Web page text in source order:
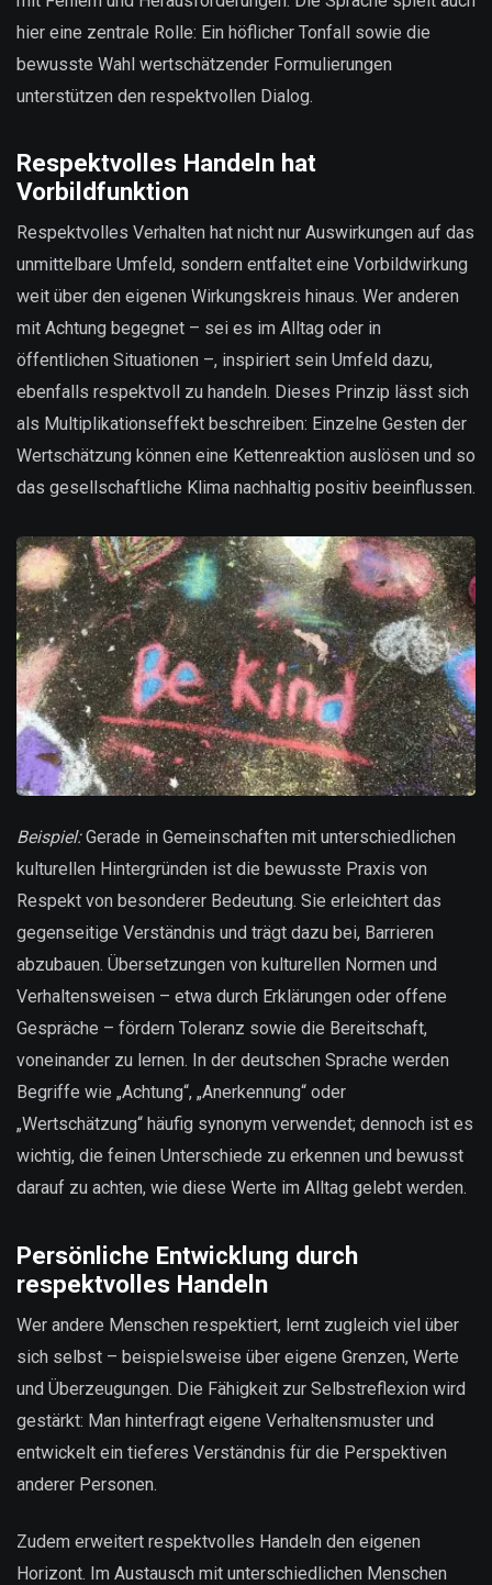
hier eine zentrale Rolle: Ein höflicher Tonfall sowie die
bewusste Wahl wertschätzender Formulierungen
unterstützen den respektvollen Dialog.
Respektvolles Handeln hat
Vorbildfunktion
Respektvolles Verhalten hat nicht nur Auswirkungen auf das
unmittelbare Umfeld, sondern entfaltet eine Vorbildwirkung
weit über den eigenen Wirkungskreis hinaus. Wer anderen
mit Achtung begegnet – sei es im Alltag oder in
öffentlichen Situationen –, inspiriert sein Umfeld dazu,
ebenfalls respektvoll zu handeln. Dieses Prinzip lässt sich
als Multiplikationseffekt beschreiben: Einzelne Gesten der
Wertschätzung können eine Kettenreaktion auslösen und so
das gesellschaftliche Klima nachhaltig positiv beeinflussen.
Beispiel:Gerade in Gemeinschaften mit unterschiedlichen
kulturellen Hintergründen ist die bewusste Praxis von
Respekt von besonderer Bedeutung. Sie erleichtert das
gegenseitige Verständnis und trägt dazu bei, Barrieren
abzubauen. Übersetzungen von kulturellen Normen und
Verhaltensweisen – etwa durch Erklärungen oder offene
Gespräche – fördern Toleranz sowie die Bereitschaft,
voneinander zu lernen. In der deutschen Sprache werden
Begriffe wie „Achtung“, „Anerkennung“ oder
„Wertschätzung“ häufig synonym verwendet; dennoch ist es
wichtig, die feinen Unterschiede zu erkennen und bewusst
darauf zu achten, wie diese Werte im Alltag gelebt werden.
Persönliche Entwicklung durch
respektvolles Handeln
Wer andere Menschen respektiert, lernt zugleich viel über
sich selbst – beispielsweise über eigene Grenzen, Werte
und Überzeugungen. Die Fähigkeit zur Selbstreflexion wird
gestärkt: Man hinterfragt eigene Verhaltensmuster und
entwickelt ein tieferes Verständnis für die Perspektiven
anderer Personen.
Zudem erweitert respektvolles Handeln den eigenen
Horizont. Im Austausch mit unterschiedlichen Menschen